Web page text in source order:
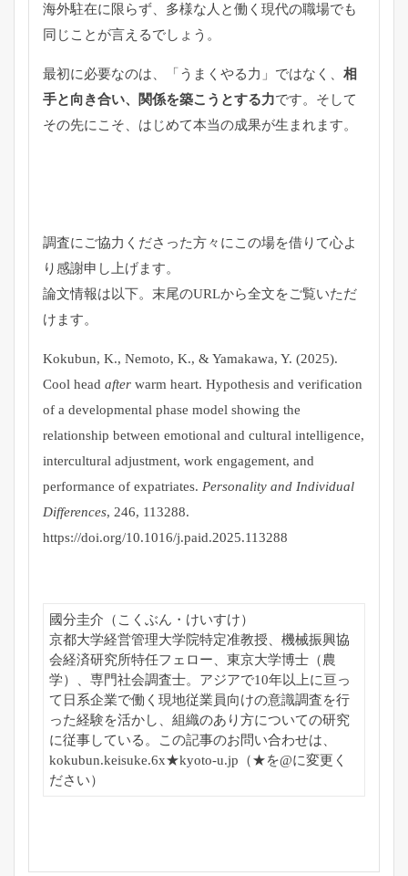
海外駐在に限らず、多様な人と働く現代の職場でも
同じことが言えるでしょう。
最初に必要なのは、「うまくやる力」ではなく、 相
手と向き合い、関係を築こうとする力です。そして
その先にこそ、はじめて本当の成果が生まれます。
調査にご協力くださった方々にこの場を借りて心よ
り感謝申し上げます。
論文情報は以下。末尾のURLから全文をご覧いただ
けます。
Kokubun, K., Nemoto, K., & Yamakawa, Y. (2025).
Cool head after warm heart. Hypothesis and verification
of a developmental phase model showing the
relationship between emotional and cultural intelligence,
intercultural adjustment, work engagement, and
performance of expatriates. Personality and Individual
Differences, 246, 113288.
https://doi.org/10.1016/j.paid.2025.113288
國分圭介（こくぶん・けいすけ）
京都大学経営管理大学院特定准教授、 機械振興協
会経済研究所特任フェロー、東京大学博士（農
学）、 専門社会調査士。 アジアで10年以上に亘っ
て日系企業で働く現地従業員向けの意識調査を行
った経験を活かし、 組織のあり方についての研究
に従事している。この記事のお問い合わせは、
kokubun.keisuke.6x★kyoto-u.jp（★を@に変更く
ださい）